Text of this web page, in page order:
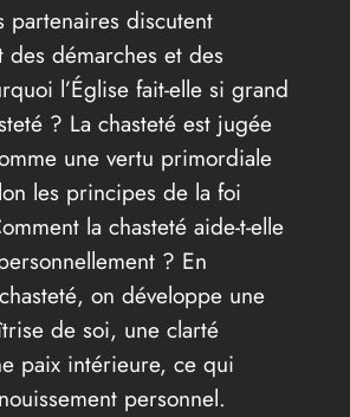
partenaires discutent
des démarches et des
l’Église fait-elle si grand
? La chasteté est jugée
une vertu primordiale
les principes de la foi
la chasteté aide-t-elle
? En
on développe une
de soi, une clarté
paix intérieure, ce qui
personnel.